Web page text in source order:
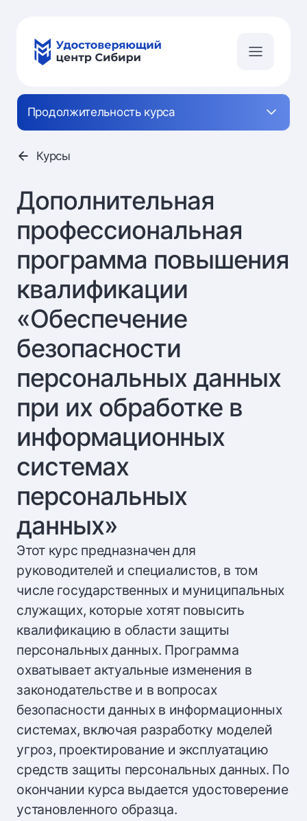
Продолжительность курса
Курсы
Дополнительная
профессиональная
программа повышения
квалификации
«Обеспечение
безопасности
персональных данных
при их обработке в
информационных
системах
персональных
данных»
Этот курс предназначен для
руководителей и специалистов, в том
числе государственных и муниципальных
служащих, которые хотят повысить
квалификацию в области защиты
персональных данных. Программа
охватывает актуальные изменения в
законодательстве и в вопросах
безопасности данных в информационных
системах, включая разработку моделей
угроз, проектирование и эксплуатацию
средств защиты персональных данных. По
окончании курса выдается удостоверение
установленного образца.